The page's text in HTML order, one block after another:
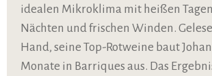
idealen Mikroklima mit heißen
Nächten und frischen Winden.
Hand, seine Top-Rotweine baut
Monate in Barriques aus. Das